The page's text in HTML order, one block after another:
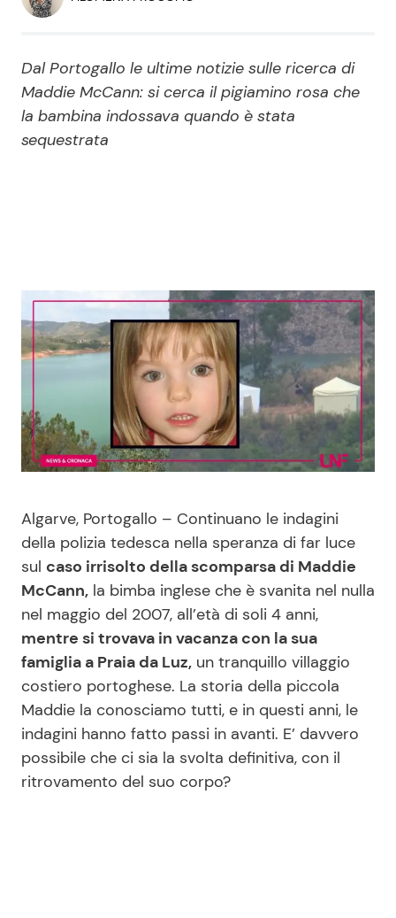
Economia
Persone Scomparse
Politica
Programmi TV
Reality e Talent
News Musica
News Spettacolo
Benessere
Casa
Moda e Style
Mondo Mamma
News benessere
Salute
Viaggi e Turismo
Festività
Cucina e Ricette
Consigli di Cucina
Dolci
Le Ricette in TV
Primi Piatti
Ricette Facili e Veloci
Ricette Feste
Ricette per Bambini
Dal Portogallo le ultime notizie sulle ricerca di
Maddie McCann: si cerca il pigiamino rosa che
la bambina indossava quando è stata
sequestrata
Algarve, Portogallo – Continuano le indagini
della polizia tedesca nella speranza di far luce
sul caso irrisolto della scomparsa di Maddie
McCann, la bimba inglese che è svanita nel nulla
nel maggio del 2007, all’età di soli 4 anni,
mentre si trovava in vacanza con la sua
famiglia a Praia da Luz, un tranquillo villaggio
costiero portoghese. La storia della piccola
Maddie la conosciamo tutti, e in questi anni, le
indagini hanno fatto passi in avanti. E’ davvero
possibile che ci sia la svolta definitiva, con il
ritrovamento del suo corpo?